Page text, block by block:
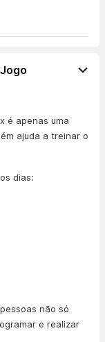
é apenas uma
ajuda a treinar o
dias:
não só
e realizar